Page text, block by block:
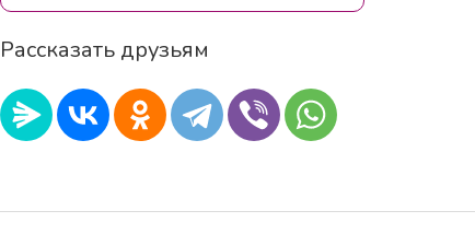
Рассказать друзьям